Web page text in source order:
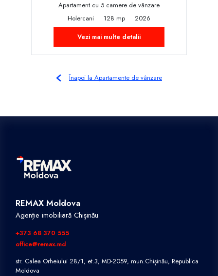
Apartament cu 5 camere de vânzare
Holercani
128 mp
2026
Vezi mai multe detalii
Înapoi la Apartamente de vânzare
REMAX Moldova
Agenție imobiliară Chișinău
+373 68 370 555
office@remax.md
str. Calea Orheiului 28/1, et.3, MD-2059, mun.Chișinău, Republica
Moldova